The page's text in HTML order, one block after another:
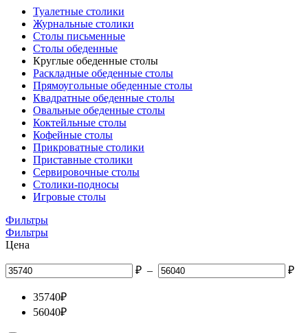
Туалетные столики
Журнальные столики
Столы письменные
Столы обеденные
Круглые обеденные столы
Раскладные обеденные столы
Прямоугольные обеденные столы
Квадратные обеденные столы
Овальные обеденные столы
Коктейльные столы
Кофейные столы
Прикроватные столики
Приставные столики
Сервировочные столы
Столики-подносы
Игровые столы
Фильтры
Фильтры
Цена
₽ – ₽
35740₽
56040₽